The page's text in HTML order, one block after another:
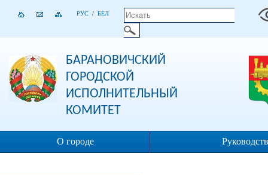
РУС / БЕЛ
БАРАНОВИЧСКИЙ
ГОРОДСКОЙ
ИСПОЛНИТЕЛЬНЫЙ
КОМИТЕТ
О городе